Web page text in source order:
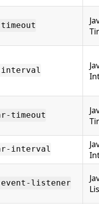
interval
timeout
interval
event-listener